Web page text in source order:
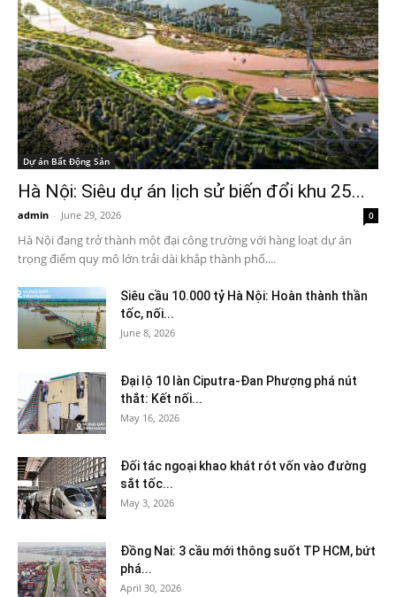
Dự án Bất Động Sản
Hà Nội: Siêu dự án lịch sử biến đổi khu 25...
admin - June 29, 2026 0
Hà Nội đang trở thành một đại công trường với hàng loạt dự án
trọng điểm quy mô lớn trải dài khắp thành phố....
Siêu cầu 10.000 tỷ Hà Nội: Hoàn thành thần
tốc, nối...
June 8, 2026
Đại lộ 10 làn Ciputra-Đan Phượng phá nút
thắt: Kết nối...
May 16, 2026
Đối tác ngoại khao khát rót vốn vào đường
sắt tốc...
May 3, 2026
Đồng Nai: 3 cầu mới thông suốt TP HCM, bứt
phá...
April 30, 2026